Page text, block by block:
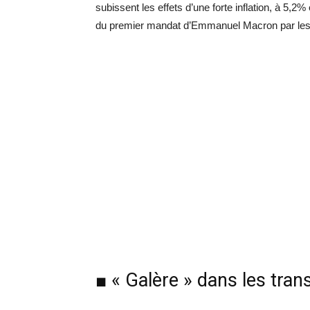
subissent les effets d’une forte inflation, à
du premier mandat d’Emmanuel Macron par
■ « Galère » dans les